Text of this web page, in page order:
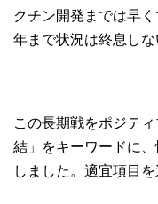
クチン開発までは早
年まで状況は終息しな
この長期戦をポジテ
結」をキーワードに
しました。適宜項目